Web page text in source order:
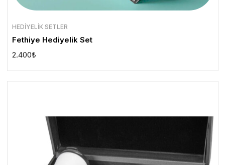
HEDIYELIK SETLER
Fethiye Hediyelik Set
2.400₺